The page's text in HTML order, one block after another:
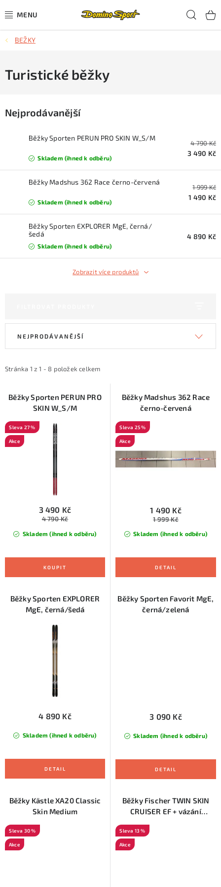
na
CYKLISTIKA
SJEZDOVÉ LYŽOVÁNÍ
BĚŽECKÉ LYŽOVÁNÍ
BĚHÁNÍ
KONTAKTY
ZNAČKY
Půjčovna lyží a SNB
Naše prodejna
BEŽKY
Turistické běžky
Nejprodávanější
Běžky Sporten PERUN PRO SKIN W_S/M
Skladem (ihned k odběru)
4 790 Kč
3 490 Kč
Běžky Madshus 362 Race černo-červená
Skladem (ihned k odběru)
1 999 Kč
1 490 Kč
Běžky Sporten EXPLORER MgE, černá/
šedá
Skladem (ihned k odběru)
4 890 Kč
Zobrazit více produktů
i
p
o
d
Stránka 1 z1 - 8 položek celkem
e
r
o
NEJPRODÁVANĚJŠÍ
Běžky Sporten PERUN PRO
SKIN W_S/M
27 %
Akce
Skladem (ihned k odběru)
3 490 Kč
4 790 Kč
Běžky Madshus 362 Race
černo-červená
25 %
Akce
Skladem (ihned k odběru)
1 490 Kč
1 999 Kč
Běžky Sporten EXPLORER
MgE, černá/šedá
Skladem (ihned k odběru)
4 890 Kč
Běžky Sporten Favorit MgE,
černá/zelená
Skladem (ihned k odběru)
3 090 Kč
Běžky Kästle XA20 Classic
Skin Medium
30 %
Akce
Běžky Fischer TWIN SKIN
CRUISER EF + vázání
13 %
Akce